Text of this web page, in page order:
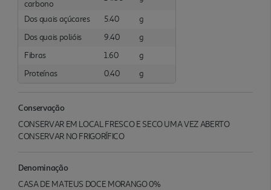
carbono
Dos quais açúcares 5.40
g
Dos quais polióis
9.40
g
Fibras
1.60
g
Proteínas
0.40 g
Conservação
CONSERVAR EM LOCAL FRESCO E SECO UMA VEZ ABERTO
CONSERVAR NO FRIGORÍFICO
Denominação
CASA DE MATEUS DOCE MORANGO 0%